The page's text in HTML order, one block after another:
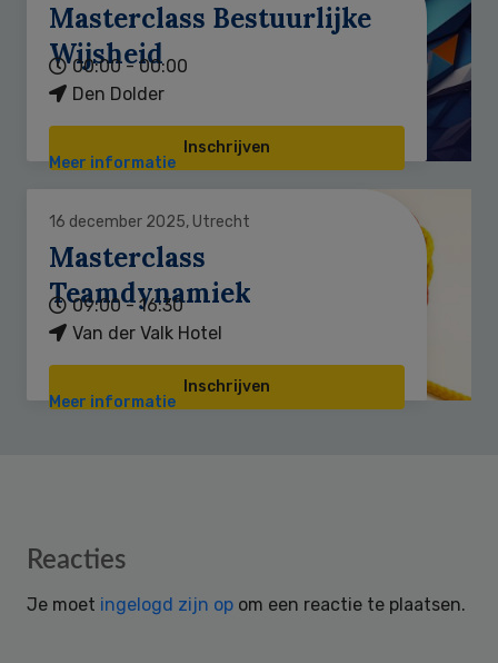
Masterclass Bestuurlijke
Wijsheid
00:00 - 00:00
Den Dolder
Inschrijven
Meer informatie
16 december 2025, Utrecht
Masterclass
Teamdynamiek
09:00 - 16:30
Van der Valk Hotel
Inschrijven
Meer informatie
Reader
Reacties
Je moet ingelogd zijn op om een reactie te plaatsen.